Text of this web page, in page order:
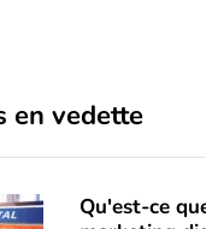
en vedette
Qu'est-ce